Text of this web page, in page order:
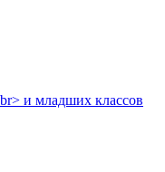
и младших классов